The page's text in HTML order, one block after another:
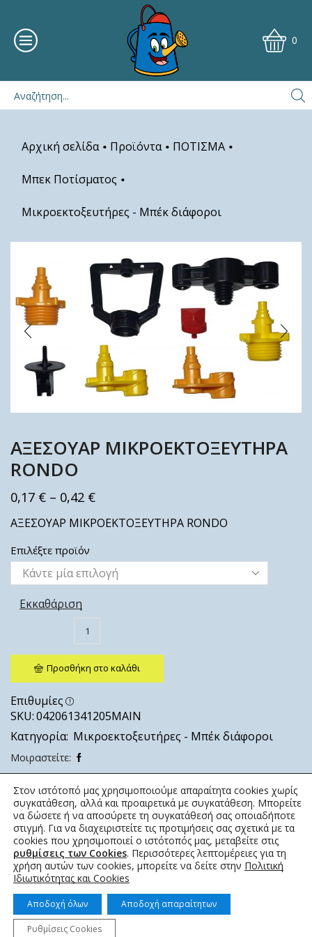
0
Αρχική σελίδα • Προϊόντα • ΠΟΤΙΣΜΑ •
Μπεκ Ποτίσματος •
Μικροεκτοξευτήρες - Μπέκ διάφοροι
ΑΞΕΣΟΥΑΡ ΜΙΚΡΟΕΚΤΟΞΕΥΤΗΡΑ
RONDO
0,17 € – 0,42 €
ΑΞΕΣΟΥΑΡ ΜΙΚΡΟΕΚΤΟΞΕΥΤΗΡΑ RONDO
Επιλέξτε προϊόν
Εκκαθάριση
Προσθήκη στο καλάθι
Επιθυμίες
SKU:042061341205MAIN
Κατηγορία: Μικροεκτοξευτήρες - Μπέκ διάφοροι
Μοιραστείτε:
© 2022 topotistiraki.gr | Powered by idcs
Στον ιστότοπό μας χρησιμοποιούμε απαραίτητα cookies χωρίς
συγκατάθεση, αλλά και προαιρετικά με συγκατάθεση. Μπορείτε
να δώσετε ή να αποσύρετε τη συγκατάθεσή σας οποιαδήποτε
στιγμή. Για να διαχειριστείτε τις προτιμήσεις σας σχετικά με τα
cookies που χρησιμοποιεί ο ιστότοπός μας, μεταβείτε στις
ρυθμίσεις των Cookies. Περισσότερες λεπτομέρειες για τη
χρήση αυτών των cookies, μπορείτε να δείτε στην Πολιτική
Ιδιωτικότητας και Cookies
Αποδοχή όλων Αποδοχή απαραίτητων
Ρυθμίσεις Cookies